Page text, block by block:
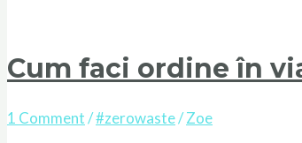
Cum faci ordine în
1 Comment/#zerowaste/Zoe